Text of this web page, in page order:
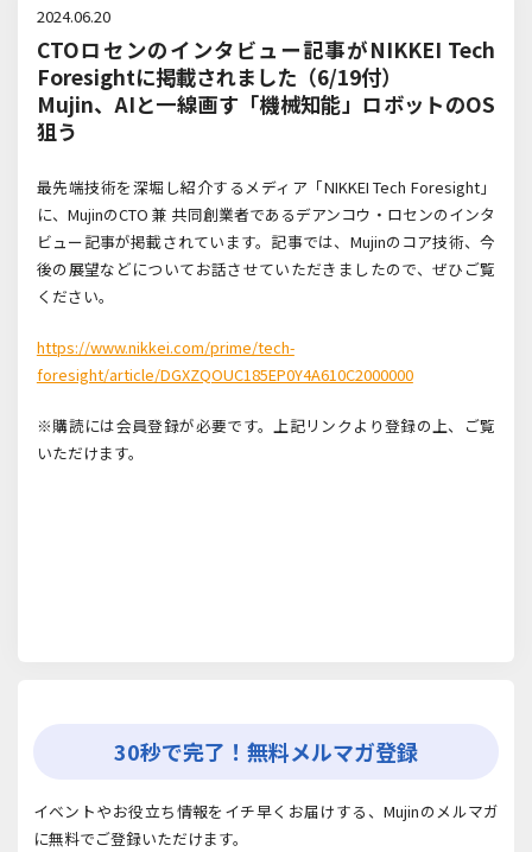
2024.06.20
CTOロセンのインタビュー記事がNIKKEI Tech
Foresightに掲載されました（6/19付）
Mujin、AIと一線画す「機械知能」ロボットのOS
狙う
最先端技術を深堀し紹介するメディア「NIKKEI Tech Foresight」
に、MujinのCTO 兼 共同創業者であるデアンコウ・ロセンのインタ
ビュー記事が掲載されています。記事では、Mujinのコア技術、今
後の展望などについてお話させていただきましたので、ぜひご覧
ください。
https://www.nikkei.com/prime/tech-
foresight/article/DGXZQOUC185EP0Y4A610C2000000
※購読には会員登録が必要です。上記リンクより登録の上、ご覧
いただけます。
30秒で完了！無料メルマガ登録
イベントやお役立ち情報をイチ早くお届けする、Mujinのメルマガ
に無料でご登録いただけます。